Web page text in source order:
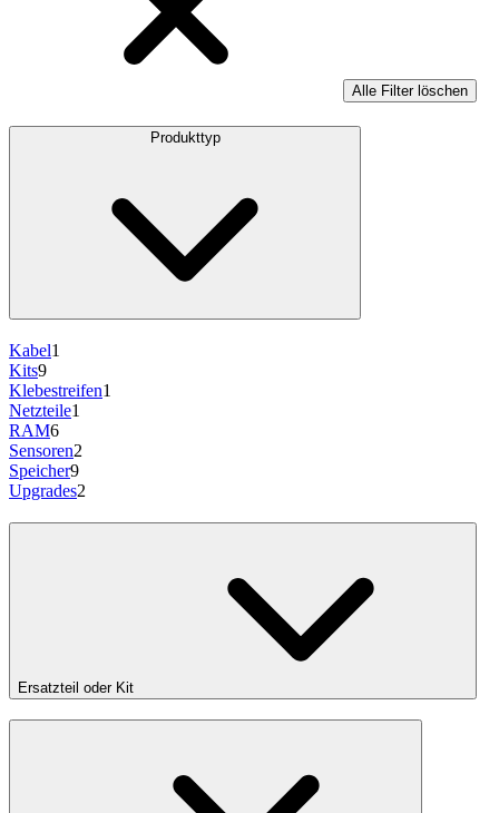
Alle Filter löschen
Produkttyp
Kabel1
Kits9
Klebestreifen1
Netzteile1
RAM6
Sensoren2
Speicher9
Upgrades2
Ersatzteil oder Kit